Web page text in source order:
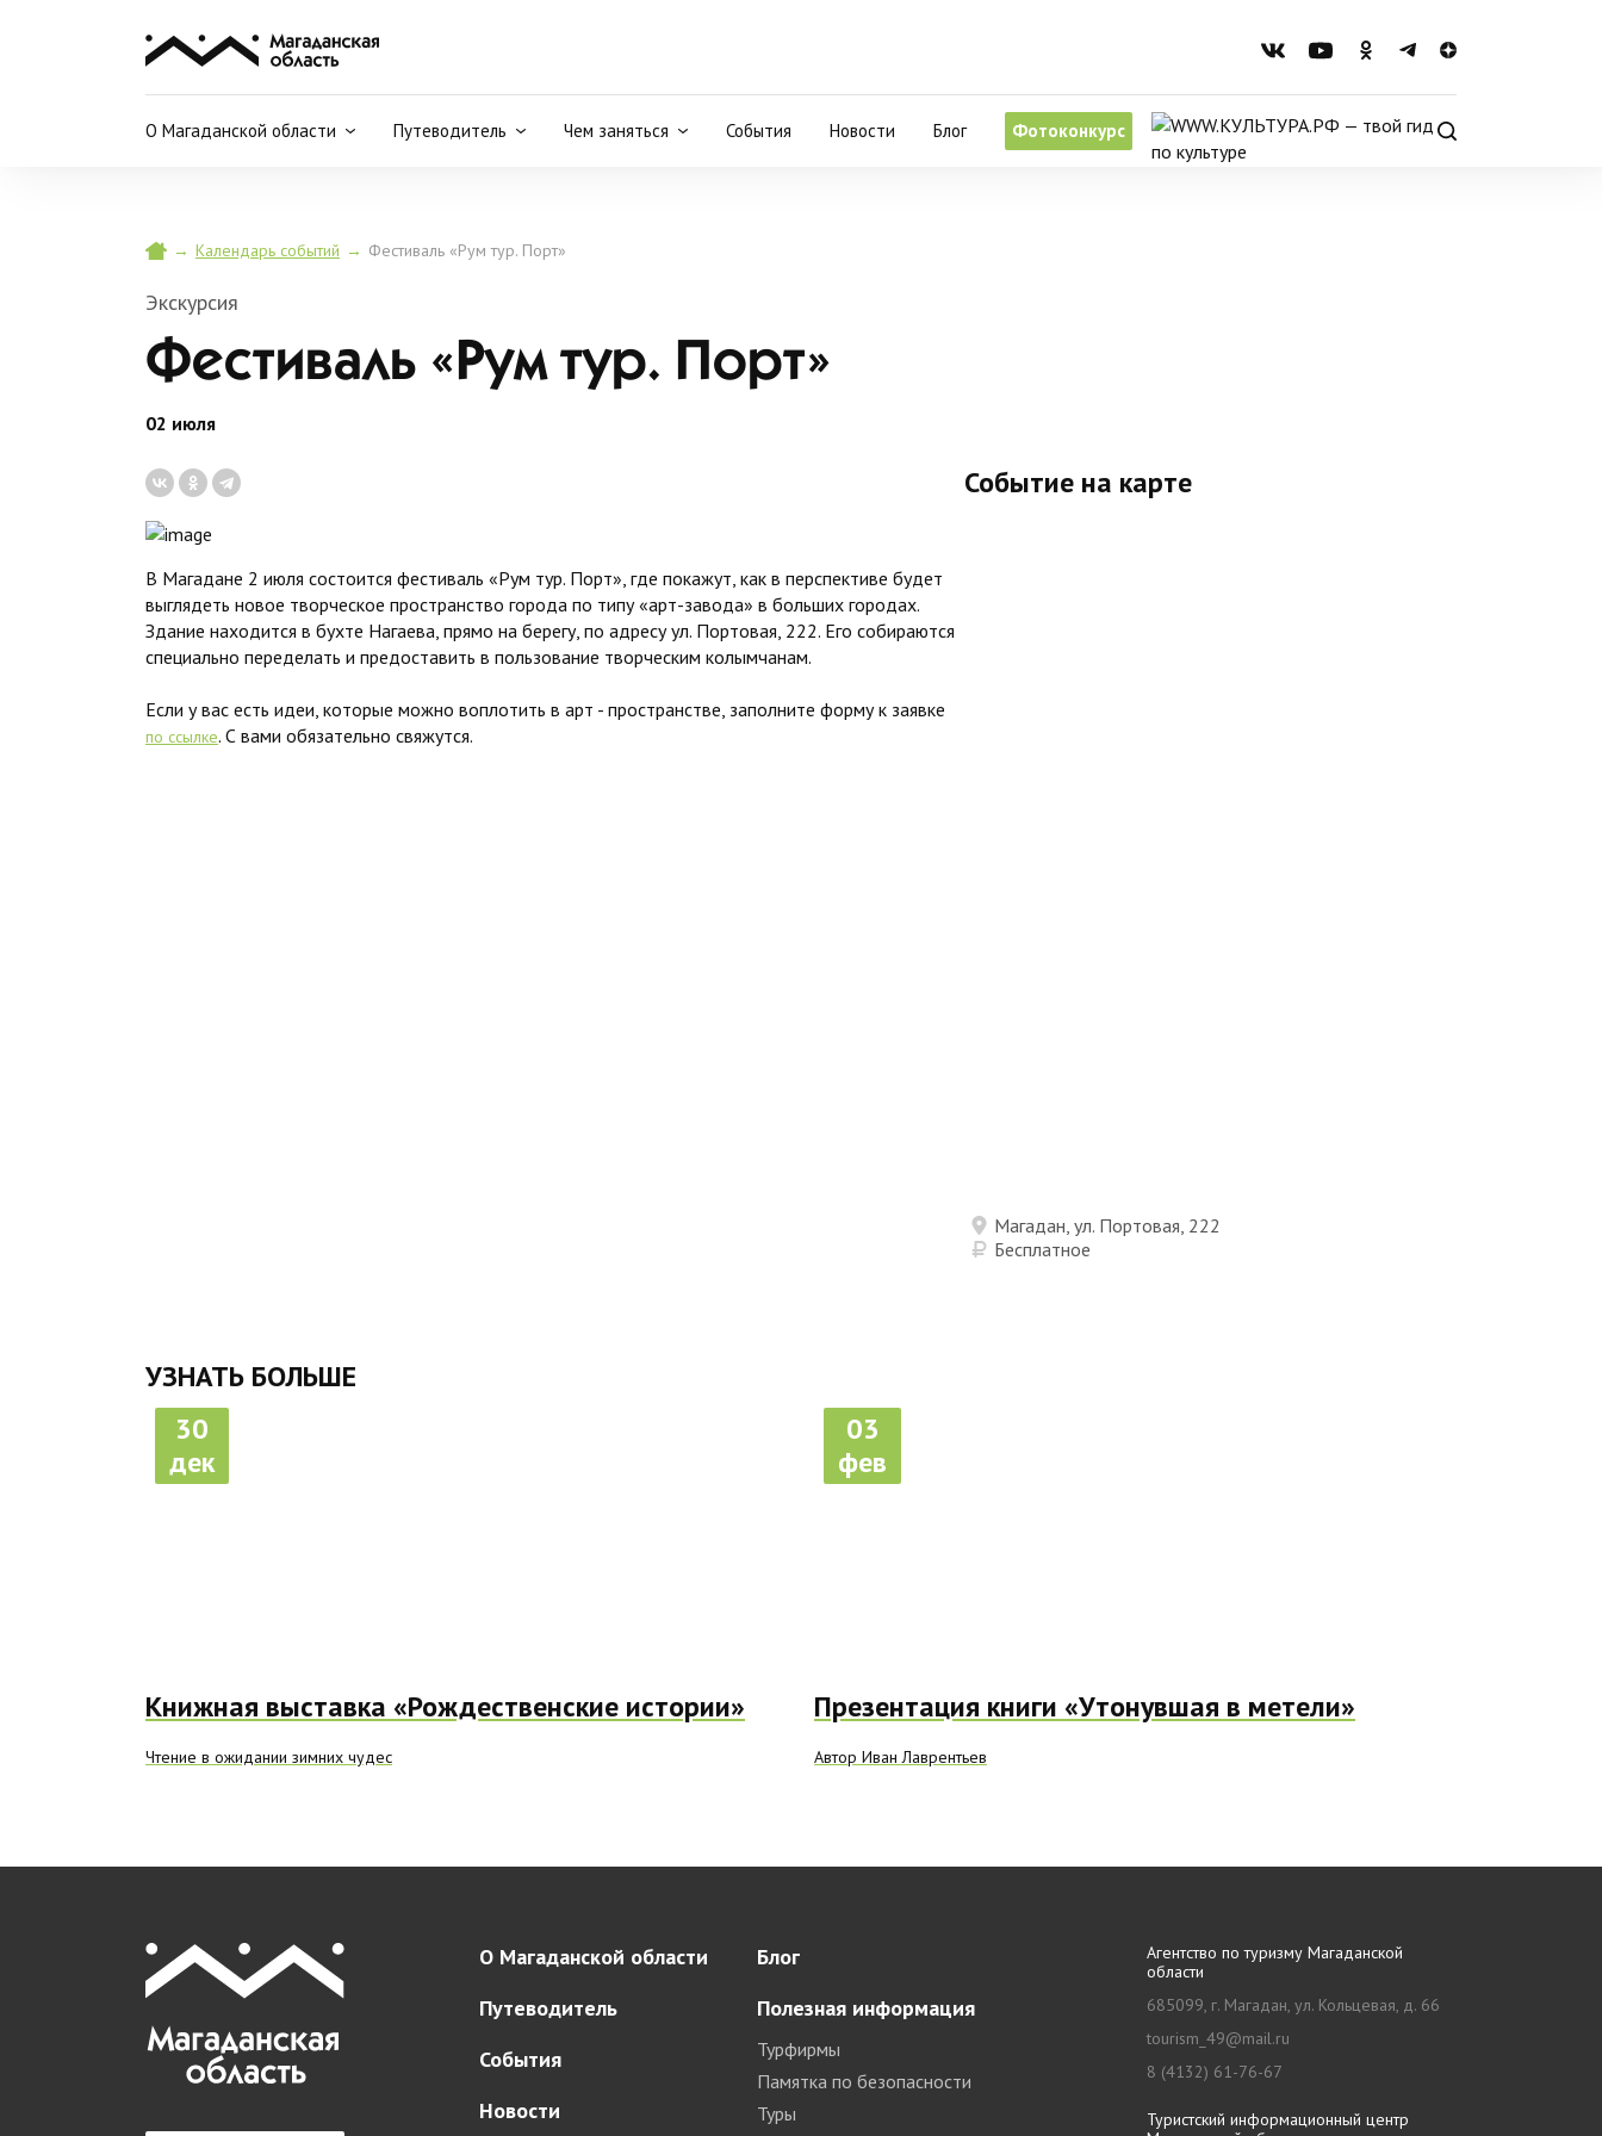
О Магаданской области Путеводитель Чем заняться События Новости Блог Фотоконкурс
→ Календарь событий → Фестиваль «Рум тур. Порт»
Экскурсия
Фестиваль «Рум тур. Порт»
02 июля
В Магадане 2 июля состоится фестиваль «Рум тур. Порт», где покажут, как в перспективе будет
выглядеть новое творческое пространство города по типу «арт-завода» в больших городах.
Здание находится в бухте Нагаева, прямо на берегу, по адресу ул. Портовая, 222. Его собираются
специально переделать и предоставить в пользование творческим колымчанам.
Если у вас есть идеи, которые можно воплотить в арт - пространстве, заполните форму к заявке
по ссылке. С вами обязательно свяжутся.
Событие на карте
Магадан, ул. Портовая, 222
Бесплатное
УЗНАТЬ БОЛЬШЕ
30
дек
Книжная выставка «Рождественские истории»
Чтение в ожидании зимних чудес
03
фев
Презентация книги «Утонувшая в метели»
Автор Иван Лаврентьев
О Магаданской области
Путеводитель
События
Новости
Блог
Полезная информация
Турфирмы
Памятка по безопасности
Туры
Агентство по туризму Магаданской
области
685099, г. Магадан, ул. Кольцевая, д. 66
tourism_49@mail.ru
8 (4132) 61-76-67
Туристский информационный центр